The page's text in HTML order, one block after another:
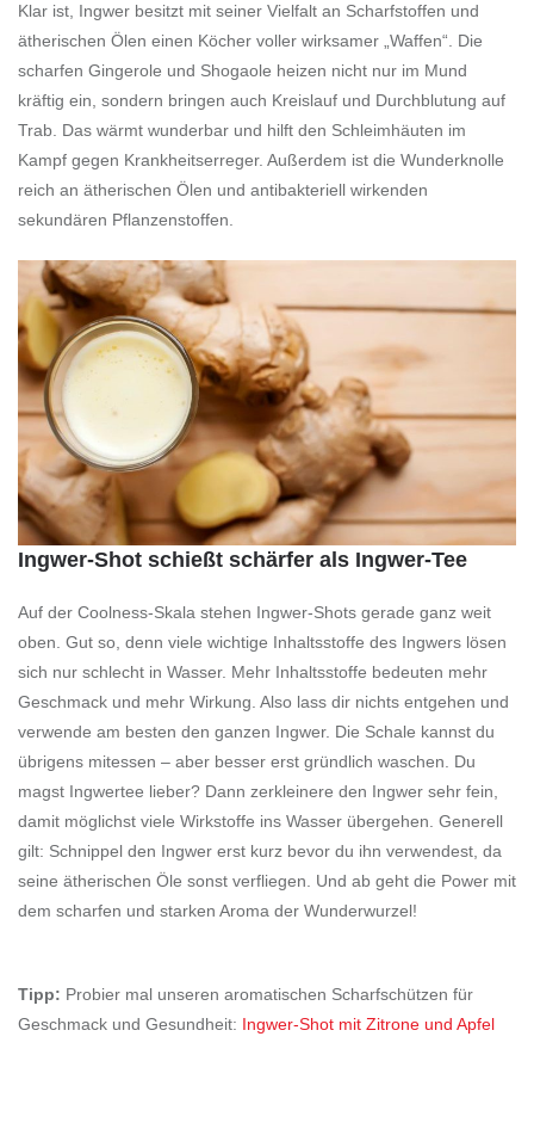
Klar ist, Ingwer besitzt mit seiner Vielfalt an Scharfstoffen und
ätherischen Ölen einen Köcher voller wirksamer „Waffen“. Die
scharfen Gingerole und Shogaole heizen nicht nur im Mund
kräftig ein, sondern bringen auch Kreislauf und Durchblutung auf
Trab. Das wärmt wunderbar und hilft den Schleimhäuten im
Kampf gegen Krankheitserreger. Außerdem ist die Wunderknolle
reich an ätherischen Ölen und antibakteriell wirkenden
sekundären Pflanzenstoffen.
Ingwer-Shot schießt schärfer als Ingwer-Tee
Auf der Coolness-Skala stehen Ingwer-Shots gerade ganz weit
oben. Gut so, denn viele wichtige Inhaltsstoffe des Ingwers lösen
sich nur schlecht in Wasser. Mehr Inhaltsstoffe bedeuten mehr
Geschmack und mehr Wirkung. Also lass dir nichts entgehen und
verwende am besten den ganzen Ingwer. Die Schale kannst du
übrigens mitessen – aber besser erst gründlich waschen. Du
magst Ingwertee lieber? Dann zerkleinere den Ingwer sehr fein,
damit möglichst viele Wirkstoffe ins Wasser übergehen. Generell
gilt: Schnippel den Ingwer erst kurz bevor du ihn verwendest, da
seine ätherischen Öle sonst verfliegen. Und ab geht die Power mit
dem scharfen und starken Aroma der Wunderwurzel!
Tipp: Probier mal unseren aromatischen Scharfschützen für
Geschmack und Gesundheit: Ingwer-Shot mit Zitrone und Apfel